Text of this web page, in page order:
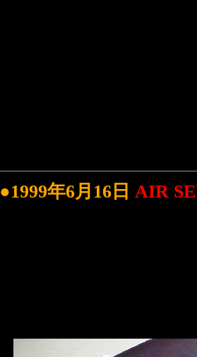
●1999年6月16日 AIR